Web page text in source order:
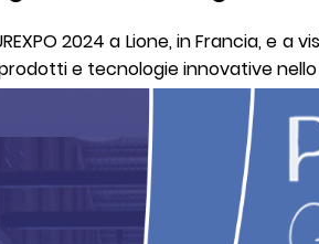
2024 a Lione, in Francia, e a
e tecnologie innovative nello